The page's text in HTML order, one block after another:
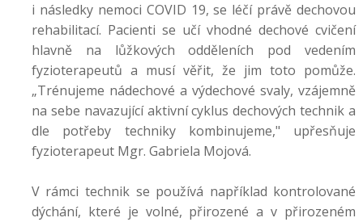
i následky nemoci COVID 19, se léčí právě dechovou
rehabilitací. Pacienti se učí vhodné dechové cvičení
hlavně na lůžkových odděleních pod vedením
fyzioterapeutů a musí věřit, že jim toto pomůže.
„Trénujeme nádechové a výdechové svaly, vzájemně
na sebe navazující aktivní cyklus dechových technik a
dle potřeby techniky kombinujeme," upřesňuje
fyzioterapeut Mgr. Gabriela Mojová.
V rámci technik se používá například kontrolované
dýchání, které je volné, přirozené a v přirozeném